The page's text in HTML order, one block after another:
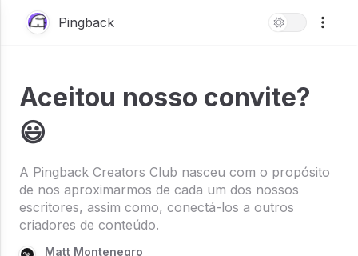
Pingback
Aceitou nosso convite?
😃
A Pingback Creators Club nasceu com o propósito
de nos aproximarmos de cada um dos nossos
escritores, assim como, conectá-los a outros
criadores de conteúdo.
Matt Montenegro